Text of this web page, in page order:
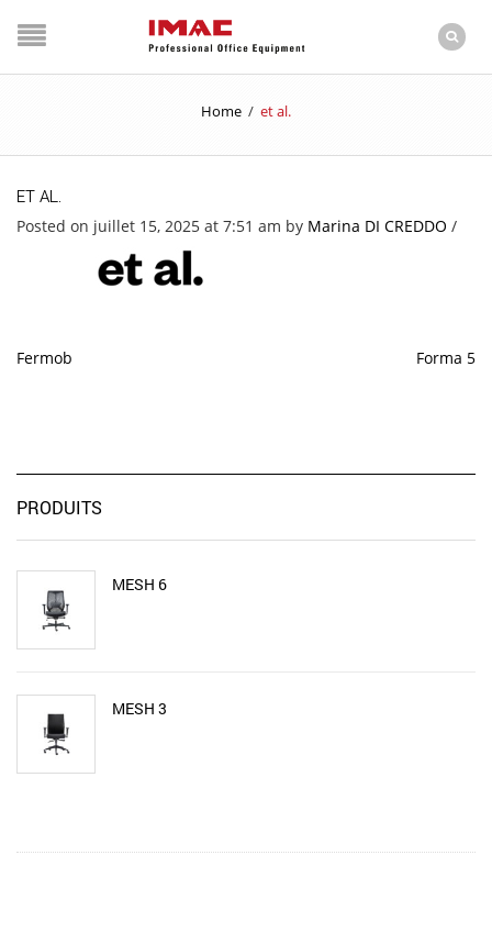
Home / et al.
ET AL.
Posted on juillet 15, 2025 at 7:51 am by Marina DI CREDDO /
Fermob Forma 5
PRODUITS
MESH 6
MESH 3